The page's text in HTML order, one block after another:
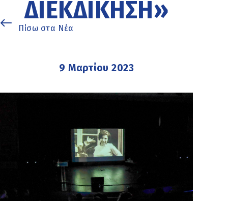
ΙΕΚΔΊΚΗΣΗ»
Πίσω στα Νέα
9 Μαρτίου 2023